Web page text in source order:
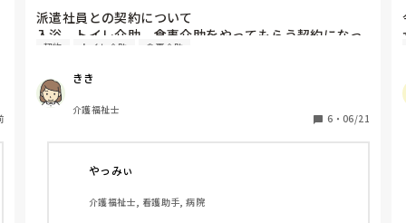
派遣社員との契約について
入浴、トイレ介助、食事介助をやってもらう契約になっ
·トイレ介助は行くように言わないと行かない
·食事介助は、いったん座って始めると、他のスタッフが
忙しくて動き回っているのに、座って、食事介助だけし
·入浴介助はしんどいので、回数を減らしてほしいと派遣
せて、自分はやらない
契約 トイレ介助 食事介助
きき
介護福祉士
6 ・ 06/21
やっみぃ
介護福祉士, 看護助手, 病院